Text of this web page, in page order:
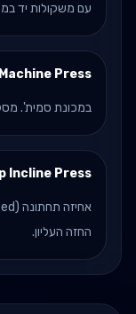
עם משקולות יד
Press
במכונת סמית'.
Incline Press
החזה העליון.